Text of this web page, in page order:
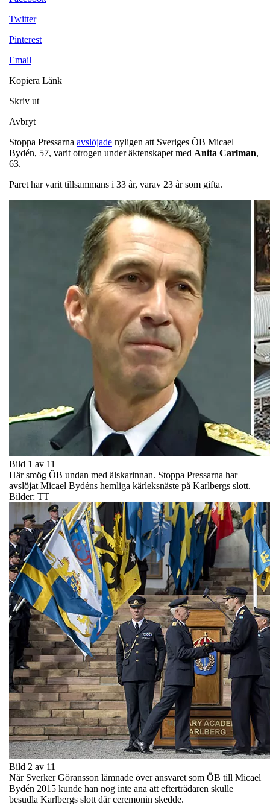
Twitter
Pinterest
Email
Kopiera Länk
Skriv ut
Avbryt
Stoppa Pressarna avslöjade nyligen att Sveriges ÖB Micael
Bydén, 57, varit otrogen under äktenskapet med Anita Carlman,
63.
Paret har varit tillsammans i 33 år, varav 23 år som gifta.
Bild 1 av 11
Här smög ÖB undan med älskarinnan. Stoppa Pressarna har
avslöjat Micael Bydéns hemliga kärleksnäste på Karlbergs slott.
Bilder: TT
Bild 2 av 11
När Sverker Göransson lämnade över ansvaret som ÖB till Micael
Bydén 2015 kunde han nog inte ana att efterträdaren skulle
besudla Karlbergs slott där ceremonin skedde.